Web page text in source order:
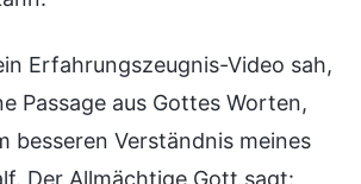
Erfahrungszeugnis-Video sah,
Passage aus Gottes Worten,
besseren Verständnis meines
Der Allmächtige Gott sagt: